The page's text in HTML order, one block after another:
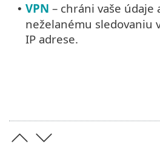
• VPN – chráni vaše údaje
neželanému sledovaniu
IP adrese.